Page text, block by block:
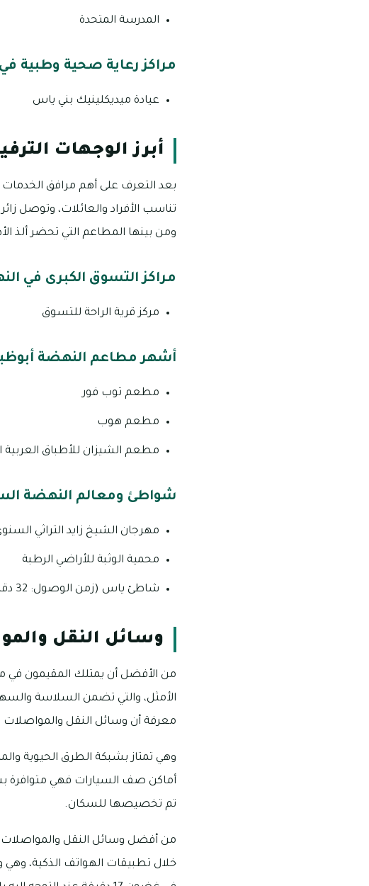
المدرسة المتحدة
مراكز رعاية صحية وطبية
عيادة ميديكلينيك بني ياس
أبرز الوجهات
بعد التعرف على أهم مرافق
تناسب الأفراد والعائلات، وتوصل
ومن بينها المطاعم التي تحضر ألذ
مراكز التسوق الكبرى في
مركز قرية الراحة للتسوق
أشهر مطاعم النهضة
مطعم توب فور
مطعم هوب
مطعم الشيزان للأطباق العربية
شواطئ ومعالم النهضة
مهرجان الشيخ زايد التراثي
محمية الوثبة للأراضي الرطبة
شاطئ ياس (زمن الوصول: 32 دقيقة بالسيارة)
وسائل النقل
من الأفضل أن يمتلك المقيمون في
الأمثل، والتي تضمن السلاسة
معرفة أن وسائل النقل
وهي تمتاز بشبكة الطرق الحيوية
أماكن صف السيارات فهي متوافرة
تم تخصيصها للسكان.
من أفضل وسائل النقل والمواصلات
خلال تطبيقات الهواتف الذكية،